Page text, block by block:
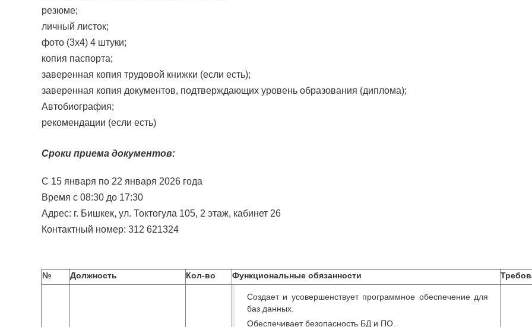
резюме;
личный листок;
фото (3х4) 4 штуки;
копия паспорта;
заверенная копия трудовой книжки (если есть);
заверенная копия документов, подтверждающих уровень образования (диплома);
Автобиография;
рекомендации (если есть)
Сроки приема документов:
С 15 января по 22 января 2026 года
Время с 08:30 до 17:30
Адрес: г. Бишкек, ул. Токтогула 105, 2 этаж, кабинет 26
Контактный номер: 312 621324
№ Должность Кол-во Функциональные обязанности
Создает и усовершенствует программное обеспечение для
баз данных.
Обеспечивает безопасность БД и ПО.